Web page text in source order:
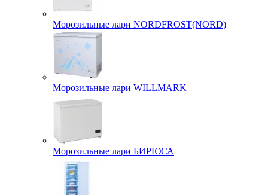
Морозильные лари NORDFROST(NORD)
Морозильные лари WILLMARK
Морозильные лари БИРЮСА